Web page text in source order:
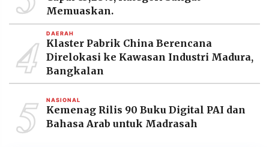
Memuaskan.
4 DAERAH
Klaster Pabrik China Berencana
Direlokasi ke Kawasan Industri Madura,
Bangkalan
5 NASIONAL
Kemenag Rilis 90 Buku Digital PAI dan
Bahasa Arab untuk Madrasah